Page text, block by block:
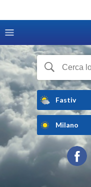
Fastiv
Milano